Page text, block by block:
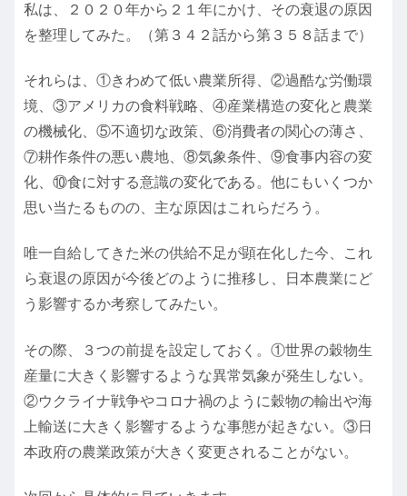
私は、２０２０年から２１年にかけ、その衰退の原因
を整理してみた。（第３４２話から第３５８話まで）
それらは、①きわめて低い農業所得、②過酷な労働環
境、③アメリカの食料戦略、④産業構造の変化と農業
の機械化、⑤不適切な政策、⑥消費者の関心の薄さ、
⑦耕作条件の悪い農地、⑧気象条件、⑨食事内容の変
化、⑩食に対する意識の変化である。他にもいくつか
思い当たるものの、主な原因はこれらだろう。
唯一自給してきた米の供給不足が顕在化した今、これ
ら衰退の原因が今後どのように推移し、日本農業にど
う影響するか考察してみたい。
その際、３つの前提を設定しておく。①世界の穀物生
産量に大きく影響するような異常気象が発生しない。
②ウクライナ戦争やコロナ禍のように穀物の輸出や海
上輸送に大きく影響するような事態が起きない。③日
本政府の農業政策が大きく変更されることがない。